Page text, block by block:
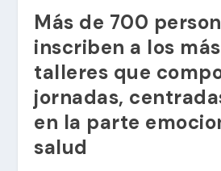
Más de 700
inscriben a los
talleres que
jornadas,
en la parte
salud